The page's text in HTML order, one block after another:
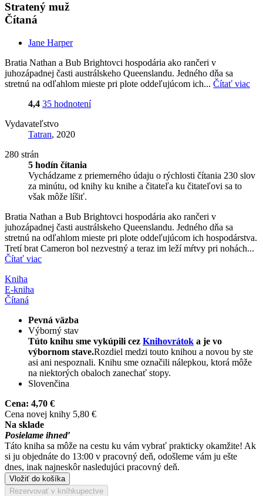
Stratený muž
Čítaná
Jane Harper
Bratia Nathan a Bub Brightovci hospodária ako rančeri v
juhozápadnej časti austrálskeho Queenslandu. Jedného dňa sa
stretnú na odľahlom mieste pri plote oddeľujúcom ich... Čítať viac
4,4 35 hodnotení
Vydavateľstvo
Tatran, 2020
280 strán
5 hodín čítania
Vychádzame z priemerného údaju o rýchlosti čítania 230 slov
za minútu, od knihy ku knihe a čitateľa ku čitateľovi sa to
však môže líšiť.
Bratia Nathan a Bub Brightovci hospodária ako rančeri v
juhozápadnej časti austrálskeho Queenslandu. Jedného dňa sa
stretnú na odľahlom mieste pri plote oddeľujúcom ich hospodárstva.
Tretí brat Cameron bol nezvestný a teraz im leží mŕtvy pri nohách...
Čítať viac
Kniha
E-kniha
Čítaná
Pevná väzba
Výborný stav
Túto knihu sme vykúpili cez Knihovrátok a je vo
výbornom stave.Rozdiel medzi touto knihou a novou by ste
asi ani nespoznali. Knihu sme označili nálepkou, ktorá môže
na niektorých obaloch zanechať stopy.
Slovenčina
Cena: 4,70 €
Cena novej knihy 5,80 €
Na sklade
Posielame ihneď
Táto kniha sa môže na cestu ku vám vybrať prakticky okamžite! Ak
si ju objednáte do 13:00 v pracovný deň, odošleme vám ju ešte
dnes, inak najneskôr nasledujúci pracovný deň.
Vložiť do košíka
Rezervovať v kníhkupectve